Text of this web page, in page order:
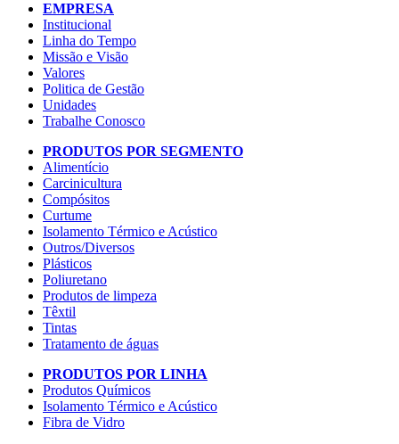
EMPRESA
Institucional
Linha do Tempo
Missão e Visão
Valores
Politica de Gestão
Unidades
Trabalhe Conosco
PRODUTOS POR SEGMENTO
Alimentício
Carcinicultura
Compósitos
Curtume
Isolamento Térmico e Acústico
Outros/Diversos
Plásticos
Poliuretano
Produtos de limpeza
Têxtil
Tintas
Tratamento de águas
PRODUTOS POR LINHA
Produtos Químicos
Isolamento Térmico e Acústico
Fibra de Vidro